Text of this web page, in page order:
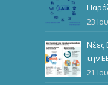
23
Νέες
την
21